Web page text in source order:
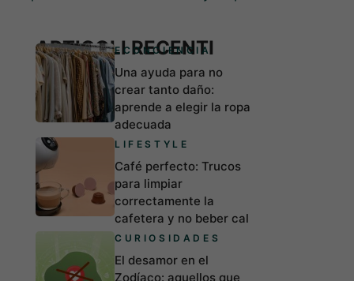
ARTICOLI RECENTI
ECONCIENCIA
Una ayuda para no
crear tanto daño:
aprende a elegir la ropa
adecuada
LIFESTYLE
Café perfecto: Trucos
para limpiar
correctamente la
cafetera y no beber cal
CURIOSIDADES
El desamor en el
Zodíaco: aquellos que